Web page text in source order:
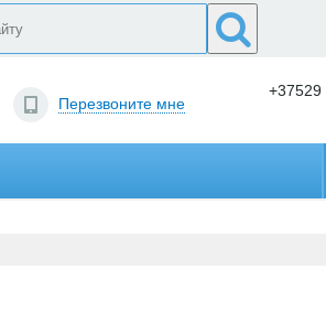
Перезвоните мне
+37529